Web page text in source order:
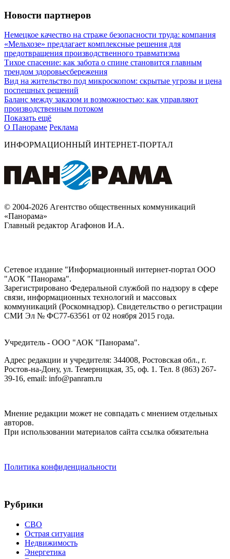
Новости партнеров
Немецкое качество на страже безопасности труда: компания
«Мельхозе» предлагает комплексные решения для
предотвращения производственного травматизма
Тихое спасение: как забота о спине становится главным
трендом здоровьесбережения
Вид на жительство под микроскопом: скрытые угрозы и цена
поспешных решений
Баланс между заказом и возможностью: как управляют
производственным потоком
Показать ещё
О Панораме Реклама
ИНФОРМАЦИОННЫЙ ИНТЕРНЕТ-ПОРТАЛ
© 2004-2026 Агентство общественных коммуникаций
«Панорама»
Главный редактор Агафонов И.А.
Сетевое издание "Информационный интернет-портал ООО
"АОК "Панорама".
Зарегистрировано Федеральной службой по надзору в сфере
связи, информационных технологий и массовых
коммуникаций (Роскомнадзор). Cвидетельство о регистрации
СМИ Эл № ФС77-63561 от 02 ноября 2015 года.
Учредитель - ООО "АОК "Панорама".
Адрес редакции и учредителя: 344008, Ростовская обл., г.
Ростов-на-Дону, ул. Темерницкая, 35, оф. 1. Тел. 8 (863) 267-
39-16, email: info@panram.ru
Мнение редакции может не совпадать с мнением отдельных
авторов.
При использовании материалов сайта ссылка обязательна
Политика конфиденциальности
Рубрики
СВО
Острая ситуация
Недвижимость
Энергетика